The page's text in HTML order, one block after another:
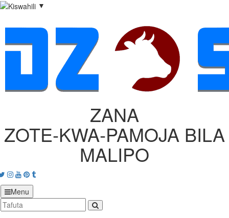
▼
ZANA
ZOTE‑KWA‑PAMOJA BILA
MALIPO
Twitter
Instagram
Youtube
Pinterest
tumblr
Menu